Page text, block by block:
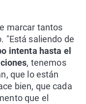
marcar tantos
"Está saliendo de
intenta hasta el
, tenemos
que lo están
bien, que cada
que el